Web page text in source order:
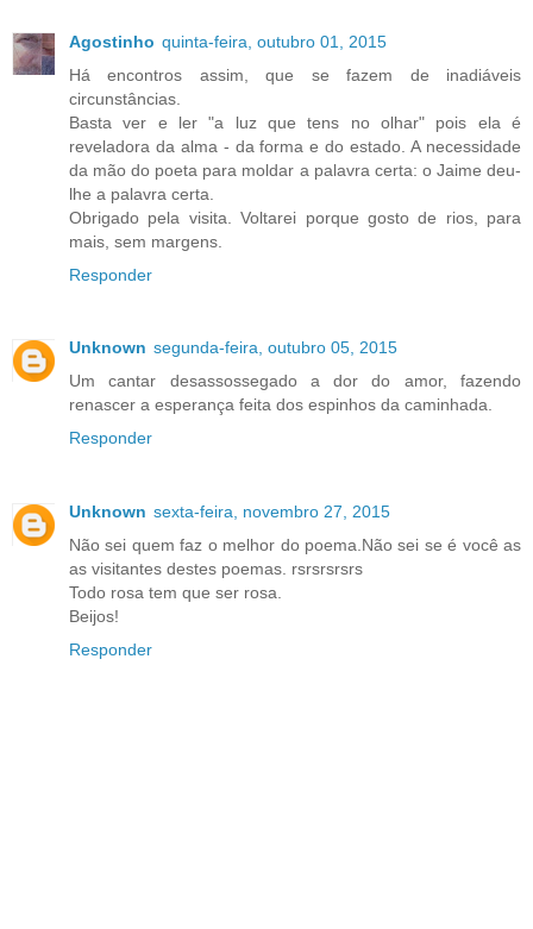
Agostinho quinta-feira, outubro 01, 2015
Há encontros assim, que se fazem de inadiáveis
circunstâncias.
Basta ver e ler "a luz que tens no olhar" pois ela é
reveladora da alma - da forma e do estado. A necessidade
da mão do poeta para moldar a palavra certa: o Jaime deu-
lhe a palavra certa.
Obrigado pela visita. Voltarei porque gosto de rios, para
mais, sem margens.
Responder
Unknown segunda-feira, outubro 05, 2015
Um cantar desassossegado a dor do amor, fazendo
renascer a esperança feita dos espinhos da caminhada.
Responder
Unknown sexta-feira, novembro 27, 2015
Não sei quem faz o melhor do poema.Não sei se é você as
as visitantes destes poemas. rsrsrsrsrs
Todo rosa tem que ser rosa.
Beijos!
Responder